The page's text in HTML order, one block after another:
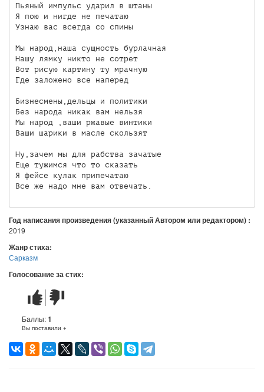
Пьяный импульс ударил в штаны
Я пою и нигде не печатаю
Узнаю вас всегда со спины
Мы народ,наша сущность бурлачная
Нашу лямку никто не сотрет
Вот рисую картину ту мрачную
Где заложено все наперед
Бизнесмены,дельцы и политики
Без народа никак вам нельзя
Мы народ ,ваши ржавые винтики
Ваши шарики в масле скользят
Ну,зачем мы для рабства зачатые
Еще тужимся что то сказать
Я фейсе кулак припечатаю
Год написания произведения (указанный Автором или редактором) :
2019
Жанр стиха:
Сарказм
Голосование за стих:
Стих
понравился
Стих
не
понравился
Баллы:1
Вы поставили +